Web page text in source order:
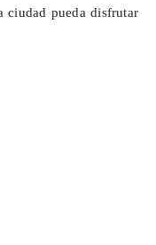
ciudad pueda disfrutar